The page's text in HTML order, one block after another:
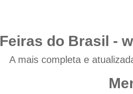
Feiras do Brasil -
A mais completa e